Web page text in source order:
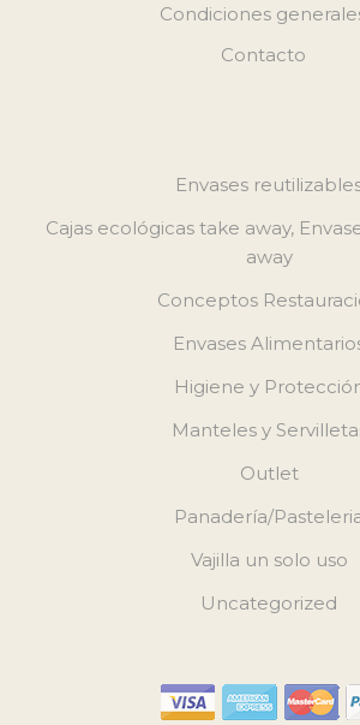
Condiciones
Contacto
Envases
Cajas ecológicas take away,
away
Conceptos
Envases
Higiene y
Manteles y
Outlet
Panadería/
Vajilla un solo uso
Uncategorized